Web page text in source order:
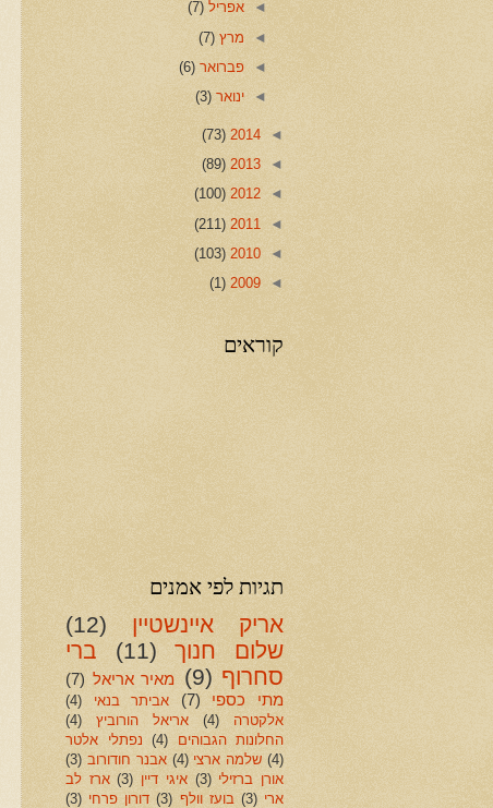
◄אפריל(7)
◄ מרץ(7)
◄פברואר(6)
◄ינואר(3)
◄
2014
(73)
◄
2013
(89)
◄
2012
(100)
◄
2011
(211)
◄
2010
(103)
◄
2009
(1)
קוראים
תגיות לפי אמנים
אריק איינשטיין
(12)
שלום חנוך
(11)
ברי
סחרוף (9) מאיר אריאל (7)
מתי כספי
(7) אביתר בנאי
(4)
אלקטרה
(4) אריאל הורוביץ
(4)
החלונות הגבוהים
(4) נפתלי אלטר
(4) שלמה ארצי (4) אבנר חודורוב (3)
אורן ברזילי (3) איגי דיין (3) ארז לב
ארי (3) בועז וולף (3) דורון פרחי (3)